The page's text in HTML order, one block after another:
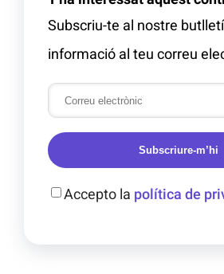
Subscriu-te al nostre
informació al teu correu
Subscriure-m’hi
Accepto la política de